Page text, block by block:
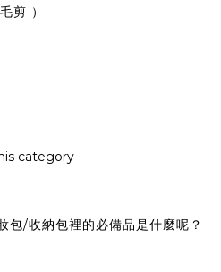
剪 ）
category
包/收納包裡的必備品是什麼呢？